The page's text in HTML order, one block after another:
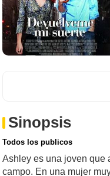
Sinopsis
Todos los publicos
Ashley es una joven que
campo. En una mujer